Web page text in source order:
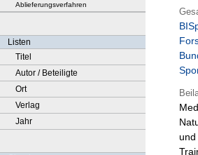
Ablieferungsverfahren
Listen
Titel
Autor / Beteiligte
Ort
Verlag
Jahr
und